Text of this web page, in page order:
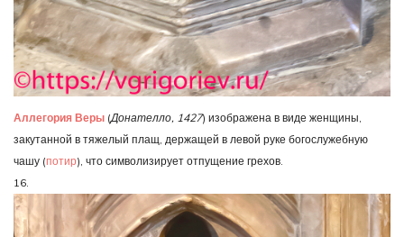
Аллегория Веры (Донателло, 1427) изображена в виде женщины,
закутанной в тяжелый плащ, держащей в левой руке богослужебную
чашу (потир), что символизирует отпущение грехов.
16.